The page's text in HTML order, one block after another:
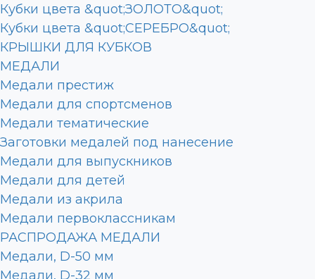
Кубки цвета &quot;ЗОЛОТО&quot;
Кубки цвета &quot;СЕРЕБРО&quot;
КРЫШКИ ДЛЯ КУБКОВ
МЕДАЛИ
Медали престиж
Медали для спортсменов
Медали тематические
Заготовки медалей под нанесение
Медали для выпускников
Медали для детей
Медали из акрила
Медали первоклассникам
РАСПРОДАЖА МЕДАЛИ
Медали, D-50 мм
Медали, D-32 мм